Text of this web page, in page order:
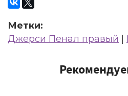
Метки:
Джерси Пенал правый